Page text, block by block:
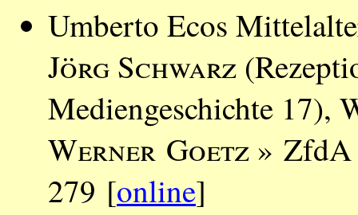
Umberto Ecos
Jörg Schwarz
Mediengeschichte 17),
Werner Goetz » ZfdA
279 [online]